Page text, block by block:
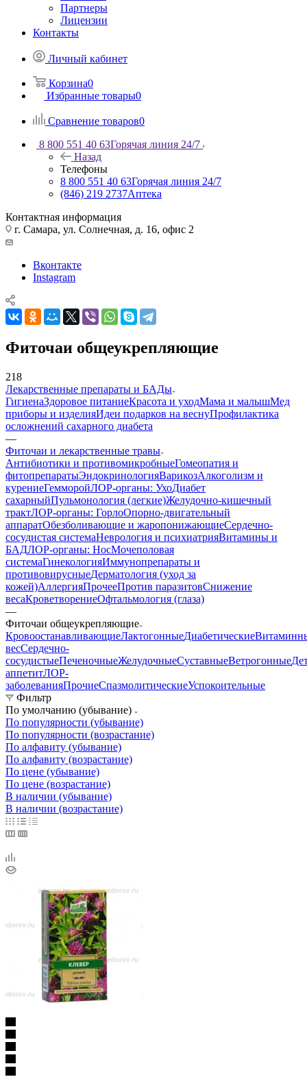
Партнеры
Лицензии
Контакты
Личный кабинет
Корзина0
Избранные товары0
Сравнение товаров0
8 800 551 40 63Горячая линия 24/7
Назад
Телефоны
8 800 551 40 63Горячая линия 24/7
(846) 219 2737Аптека
Контактная информация
г. Самара, ул. Солнечная, д. 16, офис 2
Вконтакте
Instagram
Фиточаи общеукрепляющие
218
Лекарственные препараты и БАДы
ГигиенаЗдоровое питаниеКрасота и уходМама и малышМед
приборы и изделияИдеи подарков на веснуПрофилактика
осложнений сахарного диабета
—
Фиточаи и лекарственные травы
Антибиотики и противомикробныеГомеопатия и
фитопрепаратыЭндокринологияВарикозАлкоголизм и
курениеГемморойЛОР-органы: УхоДиабет
сахарныйПульмонология (легкие)Желудочно-кишечный
трактЛОР-органы: ГорлоОпорно-двигательный
аппаратОбезболивающие и жаропонижающиеСердечно-
сосудистая системаНеврология и психиатрияВитамины и
БАДЛОР-органы: НосМочеполовая
системаГинекологияИммунопрепараты и
противовирусныеДерматология (уход за
кожей)АллергияПрочееПротив паразитовСнижение
весаКроветворениеОфтальмология (глаза)
—
Фиточаи общеукрепляющие
КровоостанавливающиеЛактогонныеДиабетические
весСердечно-
сосудистыеПеченочныеЖелудочныеСуставныеВетрогонные
аппетитЛОР-
заболеванияПрочиеСпазмолитическиеУспокоительные
Фильтр
По умолчанию (убывание)
По популярности (убывание)
По популярности (возрастание)
По алфавиту (убывание)
По алфавиту (возрастание)
По цене (убывание)
По цене (возрастание)
В наличии (убывание)
В наличии (возрастание)